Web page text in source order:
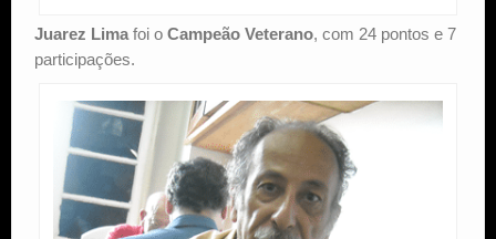
Juarez Lima foi o Campeão Veterano, com 24 pontos e 7
participações.